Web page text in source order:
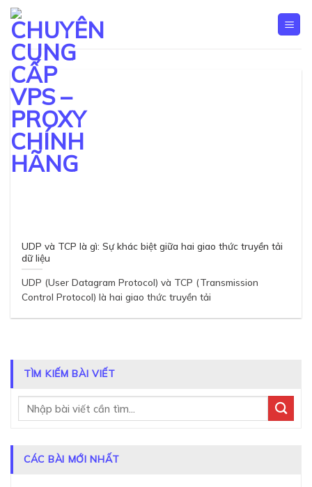
Skip
content
UDP và TCP là gì: Sự khác biệt giữa hai giao thức truyền tải
dữ liệu
UDP (User Datagram Protocol) và TCP (Transmission
Control Protocol) là hai giao thức truyền tải
TÌM KIẾM BÀI VIẾT
CÁC BÀI MỚI NHẤT